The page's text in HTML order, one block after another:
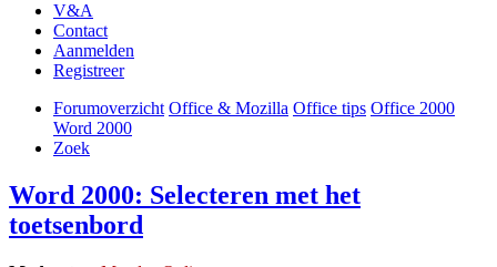
V&A
Contact
Aanmelden
Registreer
Forumoverzicht Office & Mozilla Office tips Office 2000
Word 2000
Zoek
Word 2000: Selecteren met het
toetsenbord